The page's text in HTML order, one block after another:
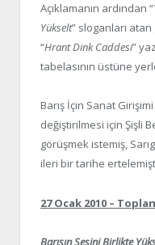
Açıklamanın ardından “
Yükselt” sloganları
“Hrant Dink Caddesi”
tabelasının üstüne
Barış İçin Sanat
değiştirilmesi için Şişli
görüşmek istemiş,
ileri bir tarihe
27 Ocak 2010 –
Barışın Sesini Birlikte